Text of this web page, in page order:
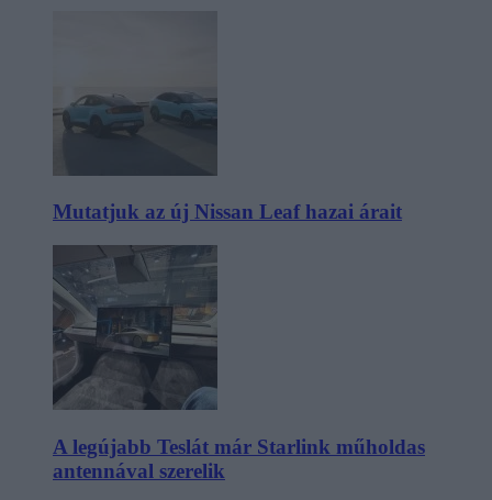
Mutatjuk az új Nissan Leaf hazai árait
A legújabb Teslát már Starlink műholdas
antennával szerelik